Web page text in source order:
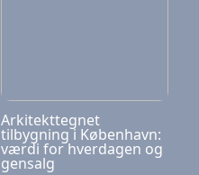
Arkitekttegnet
tilbygning i København:
værdi for hverdagen og
gensalg